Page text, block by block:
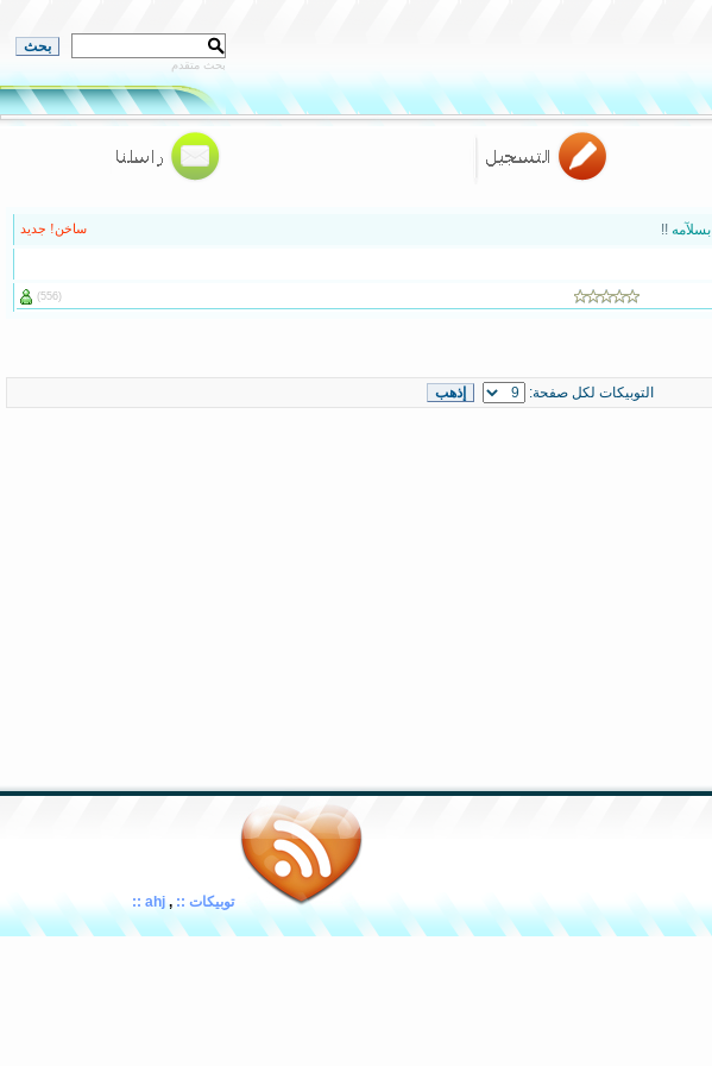
بحث متقدم
بسلآمه !! ساخن! جديد
(556)
التوبيكات لكل صفحة:
توبيكات :: ,
ahj ::